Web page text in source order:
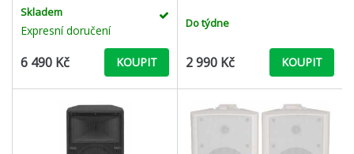
peakDispersion: 90 x 40°Input: 6.3
Skladem
Expresní doručení
6 490 Kč KOUPIT
po
Do týdne
2 990 Kč KOUPIT